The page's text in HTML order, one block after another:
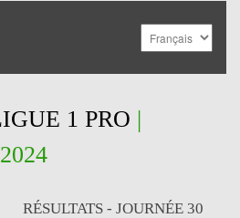
1 PRO |
RÉSULTATS - JOURNÉE 30